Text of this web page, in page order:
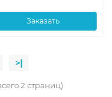
Заказать
>|
2 страниц)